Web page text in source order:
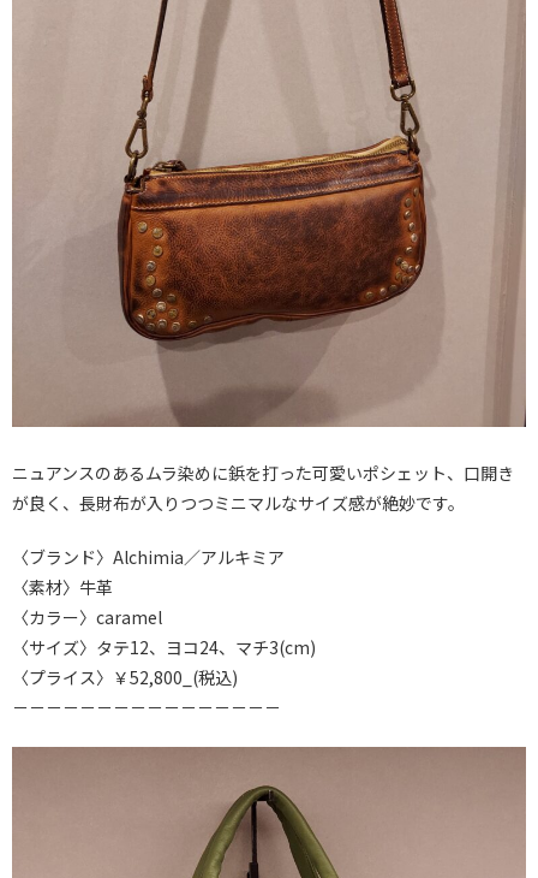
ニュアンスのあるムラ染めに鋲を打った可愛いポシェット、口開き
が良く、長財布が入りつつミニマルなサイズ感が絶妙です。
〈ブランド〉Alchimia／アルキミア
〈素材〉牛革
〈カラー〉caramel
〈サイズ〉タテ12、ヨコ24、マチ3(cm)
〈プライス〉￥52,800_(税込)
－－－－－－－－－－－－－－－－